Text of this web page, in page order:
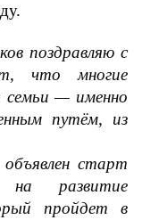
поздравляю с
что многие
семьи — именно
путём, из
старт
на развитие
пройдет в